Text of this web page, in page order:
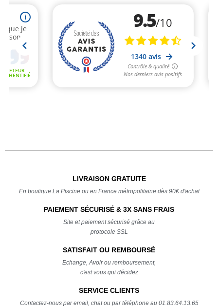
LIVRAISON GRATUITE
En boutique La Piscine ou en France métropolitaine dès 90€ d'achat
PAIEMENT SÉCURISÉ & 3X SANS FRAIS
Site et paiement sécurisé grâce au
protocole SSL
SATISFAIT OU REMBOURSÉ
Echange, Avoir ou remboursement,
c'est vous qui décidez
SERVICE CLIENTS
Contactez-nous par email, chat ou par téléphone au 01.83.64.13.65